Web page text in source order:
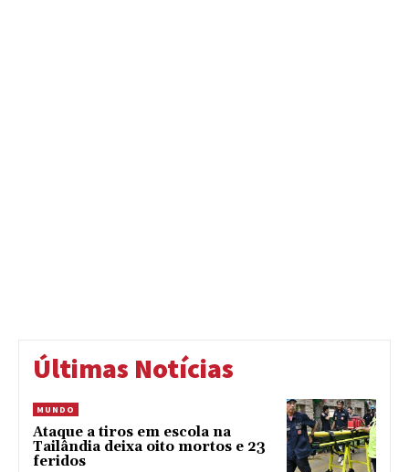
Últimas Notícias
MUNDO
Ataque a tiros em escola na
Tailândia deixa oito mortos e 23
feridos